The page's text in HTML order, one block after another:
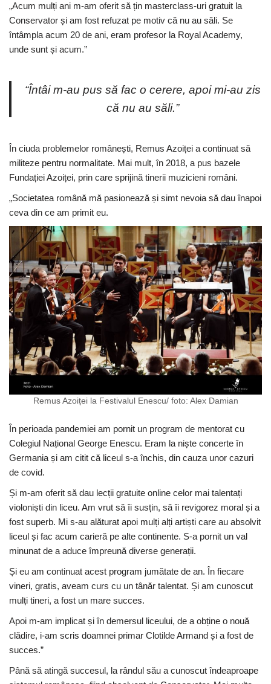
„Acum mulți ani m-am oferit să țin masterclass-uri gratuit la
Conservator și am fost refuzat pe motiv că nu au săli. Se
întâmpla acum 20 de ani, eram profesor la Royal Academy,
unde sunt și acum.”
“Întâi m-au pus să fac o cerere, apoi mi-au zis
că nu au săli.”
În ciuda problemelor românești, Remus Azoiței a continuat să
militeze pentru normalitate. Mai mult, în 2018, a pus bazele
Fundației Azoiței, prin care sprijină tinerii muzicieni români.
„Societatea română mă pasionează și simt nevoia să dau înapoi
ceva din ce am primit eu.
Remus Azoiței la Festivalul Enescu/ foto: Alex Damian
În perioada pandemiei am pornit un program de mentorat cu
Colegiul Național George Enescu. Eram la niște concerte în
Germania și am citit că liceul s-a închis, din cauza unor cazuri
de covid.
Și m-am oferit să dau lecții gratuite online celor mai talentați
violoniști din liceu. Am vrut să îi susțin, să îi revigorez moral și a
fost superb. Mi s-au alăturat apoi mulți alți artiști care au absolvit
liceul și fac acum carieră pe alte continente. S-a pornit un val
minunat de a aduce împreună diverse generații.
Și eu am continuat acest program jumătate de an. În fiecare
vineri, gratis, aveam curs cu un tânăr talentat. Și am cunoscut
mulți tineri, a fost un mare succes.
Apoi m-am implicat și în demersul liceului, de a obține o nouă
clădire, i-am scris doamnei primar Clotilde Armand și a fost de
succes.”
Până să atingă succesul, la rândul său a cunoscut îndeaproape